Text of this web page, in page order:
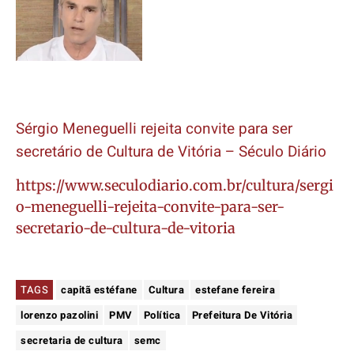
Sérgio Meneguelli rejeita convite para ser
secretário de Cultura de Vitória – Século Diário
https://www.seculodiario.com.br/cultura/sergi
o-meneguelli-rejeita-convite-para-ser-
secretario-de-cultura-de-vitoria
TAGS capitã estéfane Cultura
estefane fereira
lorenzo pazolini
PMV Política
Prefeitura De Vitória
secretaria de cultura
semc